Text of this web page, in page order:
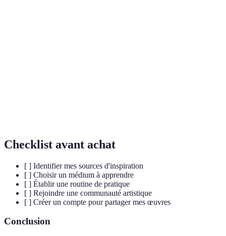
Checklist avant achat
[ ] Identifier mes sources d'inspiration
[ ] Choisir un médium à apprendre
[ ] Établir une routine de pratique
[ ] Rejoindre une communauté artistique
[ ] Créer un compte pour partager mes œuvres
Conclusion